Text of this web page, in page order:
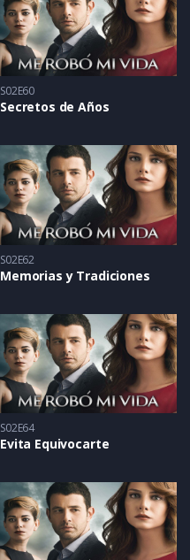
S02E60
Secretos de Años
S02E62
Memorias y Tradiciones
S02E64
Evita Equivocarte